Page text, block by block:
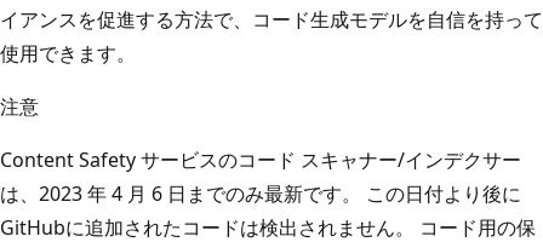
イアンスを促進する方法で、コード生成モデルを自信を持って
使用できます。
注意
Content Safety サービスのコード スキャナー/インデクサー
は、2023 年 4 月 6 日までのみ最新です。 この日付より後に
GitHubに追加されたコードは検出されません。 コード用の保